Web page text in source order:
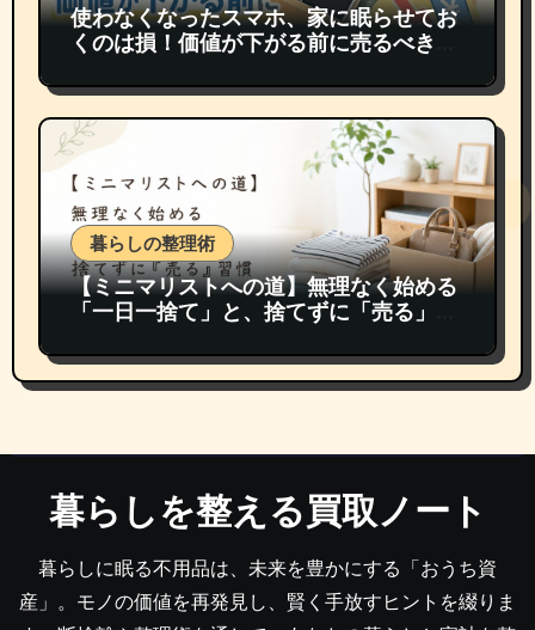
使わなくなったスマホ、家に眠らせてお
くのは損！価値が下がる前に売るべき理
暮らしの整理術
【ミニマリストへの道】無理なく始める
「一日一捨て」と、捨てずに「売る」習
暮らしを整える買取ノート
暮らしに眠る不用品は、未来を豊かにする「おうち資
産」。モノの価値を再発見し、賢く手放すヒントを綴りま